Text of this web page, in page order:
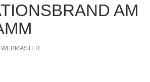
AM
WEBMASTER